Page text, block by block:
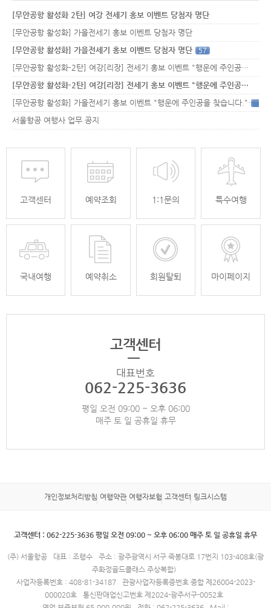
[무안공항 활성화 2탄] 여강 전세기 홍보 이벤트 당첨자 명단
[무안공항 활성화] 가을전세기 홍보 이벤트 당첨자 명단
[무안공항 활성화] 가을전세기 홍보 이벤트 당첨자 명단
57
[무안공항 활성화-2탄] 여강[리장] 전세기 홍보 이벤트 "행운에 주인공…
[무안공항 활성화-2탄] 여강[리장] 전세기 홍보 이벤트 "행운에 주인공…
[무안공항 활성화] 가을전세기 홍보 이벤트 "행운에 주인공을 찾습니다."33
서울항공 여행사 업무 공지
고객센터 예약조회 1:1문의 특수여행
국내여행 예약취소 회원탈퇴 마이페이지
고객센터
대표번호
062-225-3636
평일 오전 09:00 ~ 오후 06:00
매주 토 일 공휴일 휴무
개인정보처리방침 여행약관 여행자보험 고객센터 링크시스템
고객센터 : 062-225-3636 평일 오전 09:00 ~ 오후 06:00 매주 토 일 공휴일 휴무
(주) 서울항공 대표 : 조행수
주소 : 광주광역시 서구 죽봉대로 17번지 103-408호(광
주화정골드클래스 주상복합)
사업자등록번호 : 408-81-34187
관광사업자등록증번호 종합 제26004-2023-
000020호
통신판매업신고번호 제2024-광주서구-0052호